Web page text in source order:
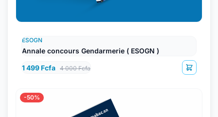
ESOGN
Annale concours Gendarmerie ( ESOGN )
1 499 Fcfa 4 000 Fcfa
-50%